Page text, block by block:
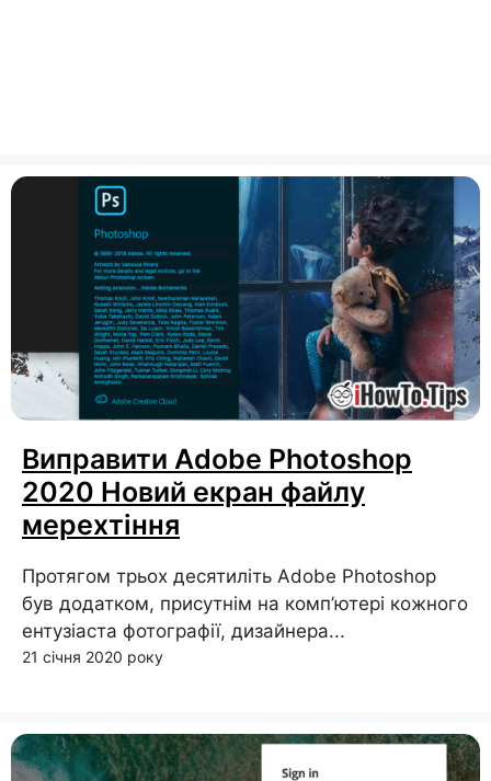
Виправити Adobe Photoshop
2020 Новий екран файлу
мерехтіння
Протягом трьох десятиліть Adobe Photoshop
був додатком, присутнім на комп’ютері кожного
ентузіаста фотографії, дизайнера...
21 січня 2020 року